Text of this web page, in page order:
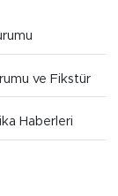
ve Fikstür
Haberleri